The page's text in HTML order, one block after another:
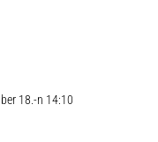
18.-n 14:10